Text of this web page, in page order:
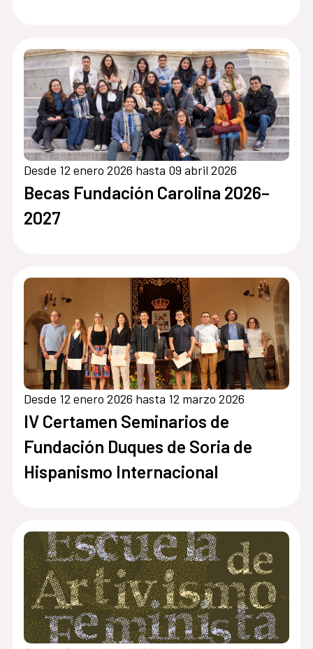
Desde 12 enero 2026 hasta 09 abril 2026
Becas Fundación Carolina 2026–
2027
Desde 12 enero 2026 hasta 12 marzo 2026
IV Certamen Seminarios de
Fundación Duques de Soria de
Hispanismo Internacional